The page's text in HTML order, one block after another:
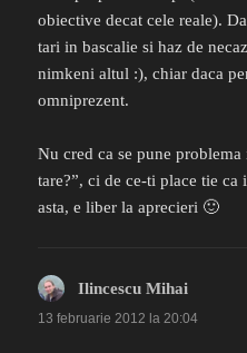
obiective decat cele reale).
tari in bascalie si haz de
nimkeni altul :), chiar daca
omniprezent.
Nu cred ca se pune
tare?”, ci de ce-ti place tie
asta, e liber la aprecieri 🙂
Ilincescu Mihai
13 februarie 2012 la 20:04